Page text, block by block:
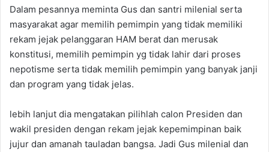
Dalam pesannya meminta Gus dan santri milenial serta
masyarakat agar memilih pemimpin yang tidak memiliki
rekam jejak pelanggaran HAM berat dan merusak
konstitusi, memilih pemimpin yg tidak lahir dari proses
nepotisme serta tidak memilih pemimpin yang banyak janji
dan program yang tidak jelas.
lebih lanjut dia mengatakan pilihlah calon Presiden dan
wakil presiden dengan rekam jejak kepemimpinan baik
jujur dan amanah tauladan bangsa. Jadi Gus milenial dan